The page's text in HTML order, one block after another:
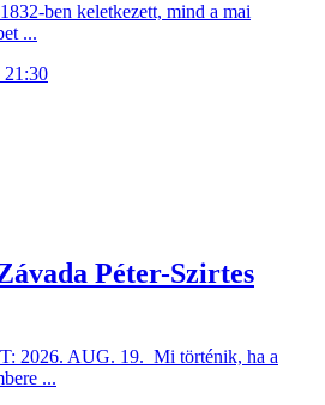
ben keletkezett, mind a mai
...
21:30
Péter-Szirtes
2026. AUG. 19. Mi történik, ha a
...